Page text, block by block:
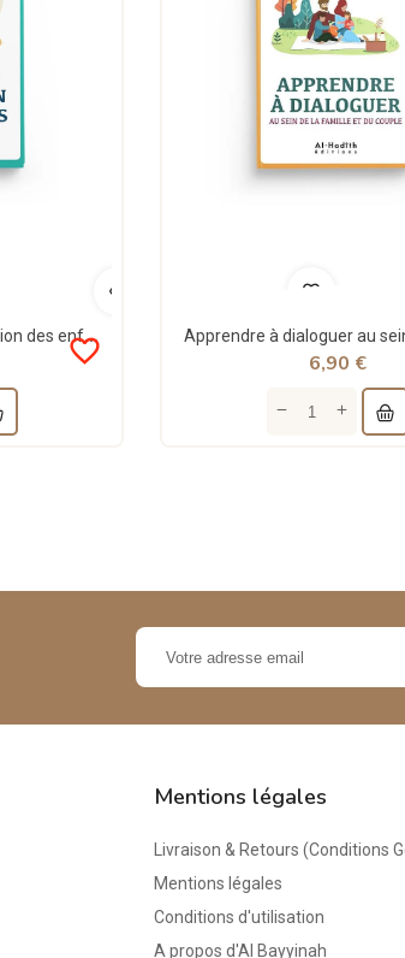
10 règles d'or dans l'éducation des enfants - Dr 'Abd Al-Karîm Bakkâr - al-Hadîth
favorite_border 6,90 €
Mentions légales
Livraison & Retours (Conditions
Mentions légales
Conditions d'utilisation
A propos d'Al Bayyinah